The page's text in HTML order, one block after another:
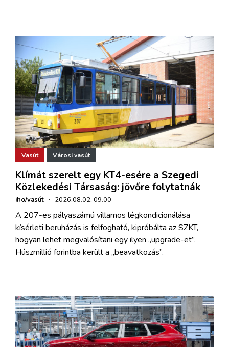
Vasút Városi vasút
Klímát szerelt egy KT4-esére a Szegedi
Közlekedési Társaság: jövőre folytatnák
iho/vasút · 2026.08.02. 09:00
A 207-es pályaszámú villamos légkondicionálása
kísérleti beruházás is felfogható, kipróbálta az SZKT,
hogyan lehet megvalósítani egy ilyen „upgrade-et”.
Húszmillió forintba került a „beavatkozás”.